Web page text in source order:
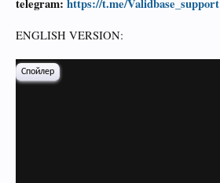
telegram: https://t.me/Validbase_support
ENGLISH VERSION:
Спойлер